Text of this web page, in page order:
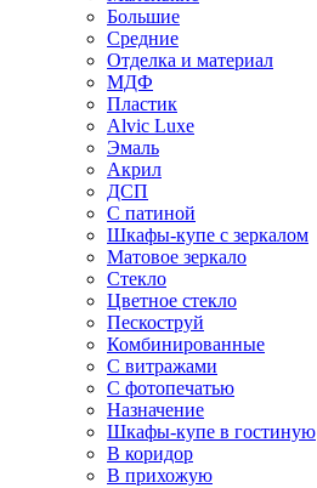
Большие
Средние
Отделка и материал
МДФ
Пластик
Alvic Luxe
Эмаль
Акрил
ДСП
С патиной
Шкафы-купе с зеркалом
Матовое зеркало
Стекло
Цветное стекло
Пескоструй
Комбинированные
С витражами
С фотопечатью
Назначение
Шкафы-купе в гостиную
В коридор
В прихожую